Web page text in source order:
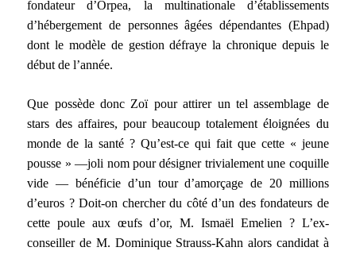
fondateur d’Orpea, la multinationale d’établissements
d’hébergement de personnes âgées dépendantes (Ehpad)
dont le modèle de gestion défraye la chronique depuis le
début de l’année.
Que possède donc Zoï pour attirer un tel assemblage de
stars des affaires, pour beaucoup totalement éloignées du
monde de la santé ? Qu’est-ce qui fait que cette « jeune
pousse » —joli nom pour désigner trivialement une coquille
vide — bénéficie d’un tour d’amorçage de 20 millions
d’euros ? Doit-on chercher du côté d’un des fondateurs de
cette poule aux œufs d’or, M. Ismaël Emelien ? L’ex-
conseiller de M. Dominique Strauss-Kahn alors candidat à